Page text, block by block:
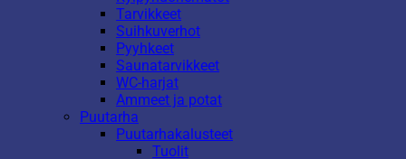
Tarvikkeet
Suihkuverhot
Pyyhkeet
Saunatarvikkeet
WC-harjat
Ammeet ja potat
Puutarha
Puutarhakalusteet
Tuolit